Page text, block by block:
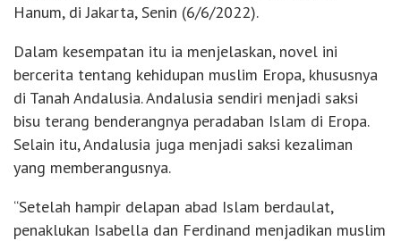
Hanum, di Jakarta, Senin (6/6/2022).
Dalam kesempatan itu ia menjelaskan, novel ini
bercerita tentang kehidupan muslim Eropa, khususnya
di Tanah Andalusia. Andalusia sendiri menjadi saksi
bisu terang benderangnya peradaban Islam di Eropa.
Selain itu, Andalusia juga menjadi saksi kezaliman
yang memberangusnya.
“Setelah hampir delapan abad Islam berdaulat,
penaklukan Isabella dan Ferdinand menjadikan muslim